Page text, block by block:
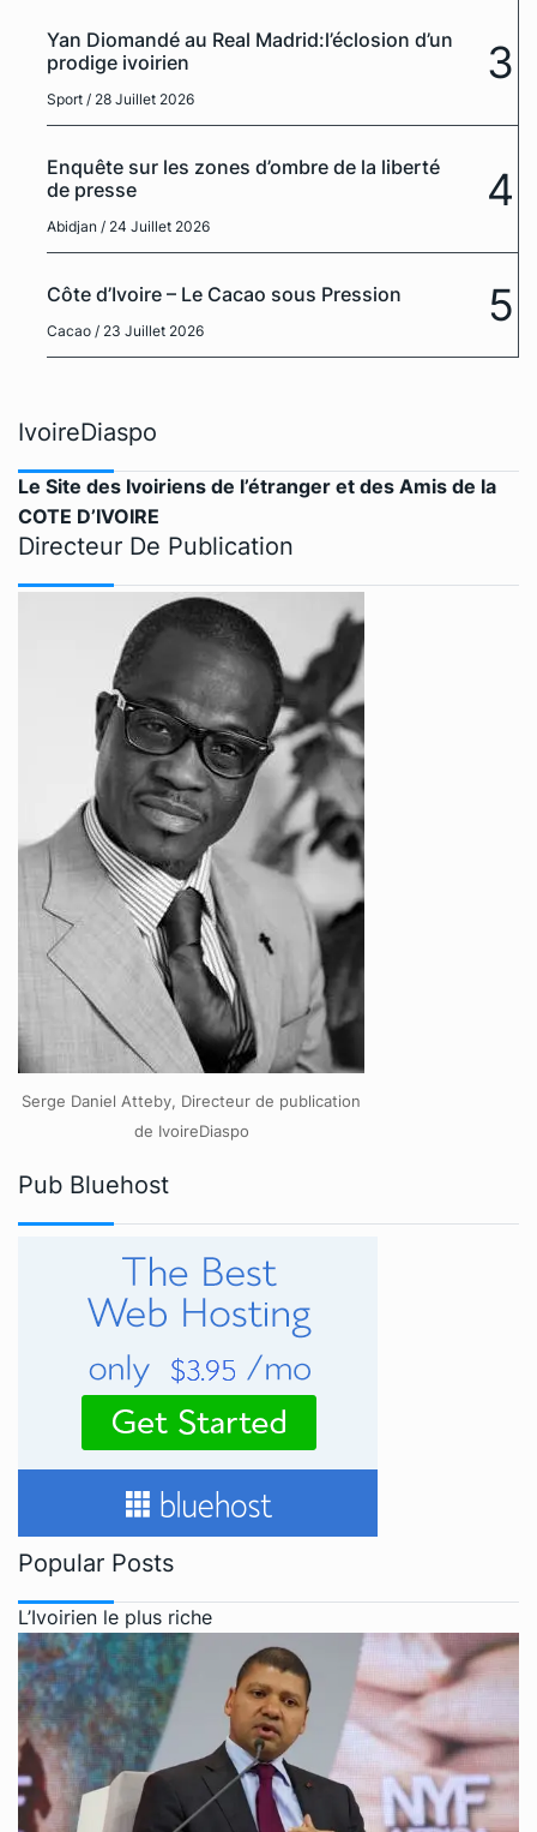
Yan Diomandé au Real Madrid:l’éclosion d’un
prodige ivoirien
Sport / 28 Juillet 2026
3
Enquête sur les zones d’ombre de la liberté
de presse
Abidjan / 24 Juillet 2026
4
Côte d’Ivoire – Le Cacao sous Pression
Cacao / 23 Juillet 2026 5
IvoireDiaspo
Le Site des Ivoiriens de l’étranger et des Amis de la
COTE D’IVOIRE
Directeur De Publication
Serge Daniel Atteby, Directeur de publication
de IvoireDiaspo
Pub Bluehost
Popular Posts
L’Ivoirien le plus riche